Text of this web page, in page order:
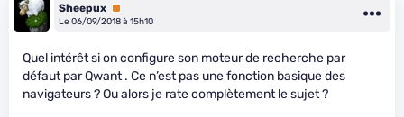
Sheepux Premium
Le 06/09/2018 à 15h10
Quel intérêt si on configure son moteur de recherche par
défaut par Qwant . Ce n’est pas une fonction basique des
navigateurs ? Ou alors je rate complètement le sujet ?